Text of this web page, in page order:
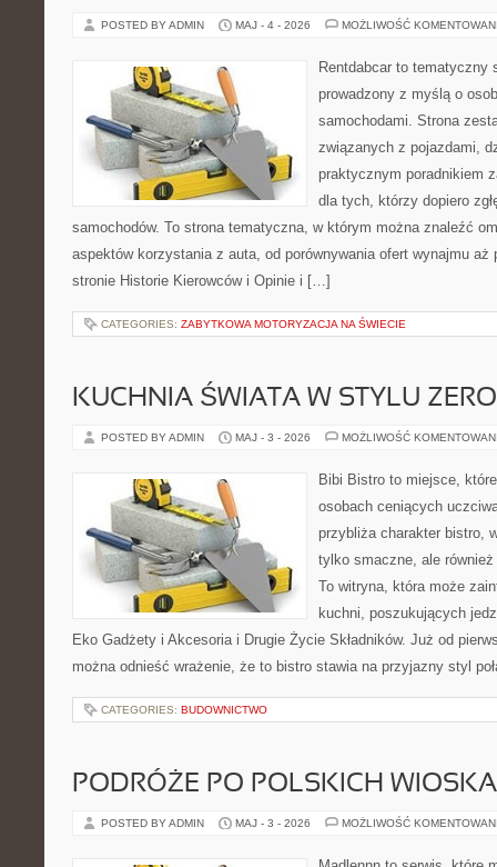
POSTED BY ADMIN MAJ - 4 - 2026 MOŻLIWOŚĆ
Rentdabcar to tematyczny
prowadzony z myślą o
samochodami. Strona
związanych z pojazdami,
praktycznym poradnikiem
dla tych, którzy dopiero
samochodów. To strona tematyczna, w którym można znaleźć
aspektów korzystania z auta, od porównywania ofert wynajmu aż
stronie Historie Kierowców i Opinie i […]
CATEGORIES: ZABYTKOWA MOTORYZACJA NA ŚWIECIE
KUCHNIA ŚWIATA W STYLU
POSTED BY ADMIN MAJ - 3 - 2026 MOŻLIWOŚĆ
Bibi Bistro to miejsce,
osobach ceniących
przybliża charakter bistro,
tylko smaczne, ale również
To witryna, która może
kuchni, poszukujących
Eko Gadżety i Akcesoria i Drugie Życie Składników. Już od
można odnieść wrażenie, że to bistro stawia na przyjazny styl
CATEGORIES: BUDOWNICTWO
PODRÓŻE PO POLSKICH
POSTED BY ADMIN MAJ - 3 - 2026 MOŻLIWOŚĆ